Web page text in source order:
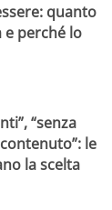
quanto
perché lo
“senza
le
la scelta